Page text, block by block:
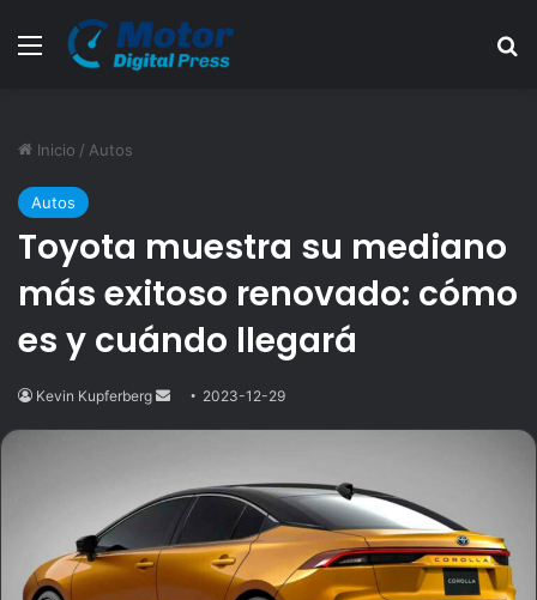
Menú
Inicio / Autos
Autos
Toyota muestra su mediano
más exitoso renovado: cómo
es y cuándo llegará
Kevin Kupferberg
Send2023-12-29